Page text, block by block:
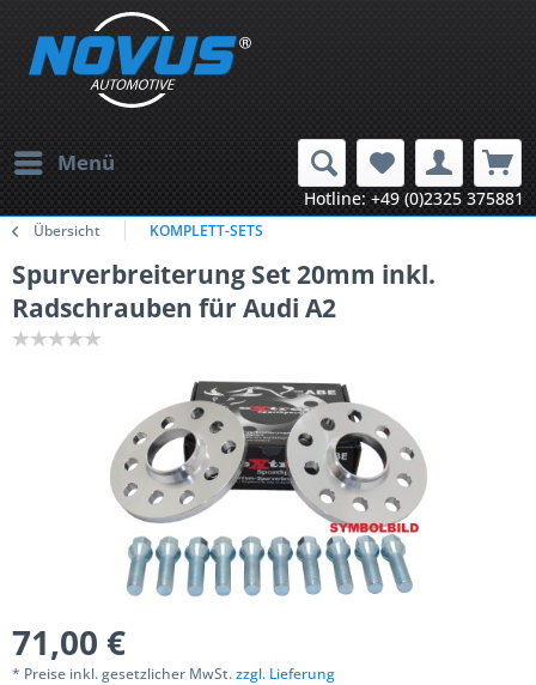
Menü
Hotline: +49 (0)2325 375881
Übersicht KOMPLETT-SETS
Spurverbreiterung Set 20mm inkl.
Radschrauben für Audi A2
71,00 €
* Preise inkl. gesetzlicher MwSt.zzgl. Lieferung